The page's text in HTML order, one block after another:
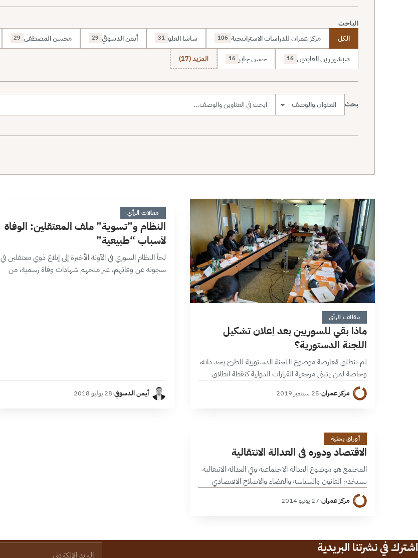
الباحث
الكل مركز عمران للدراسات الاستراتيجية 106 ساشا العلو 31 أيمن الدسوقي 29 محسن المصطفى 29
د.بشير زين العابدين 16 حسن جابر 16 المزيد (17)
بحث نطاق البحث
5 دقائق
مقالات الرأي
ماذا بقي للسوريين بعد إعلان تشكيل
اللجنة الدستورية؟
لم تنطلق مُعارضة موضوع اللجنة الدستورية للطرح بحد ذاته،
وخاصة لمن يتبنى مرجعية القرارات الدولية كنقطة انطلاق
لحل المعضلة السورية، فموضوع طرح دستور جديد للبلاد،
يشغل حيزاً ما من فقرات…
مركز عمران·25 سبتمبر 2019
ا3 دقائق
مقالات الرأي
النظام و”تسوية” ملف المعتقلين: الوفاة
لأسباب “طبيعية”
لجأ النظام السوري في الآونة الأخيرة إلى إبلاغ ذوي معتقلين في
سجونه عن وفاتهم، عبر منحهم شهادات وفاة رسمية، من
أيمن الدسوقي·28 يوليو 2018
ا1 دقائق
أوراق بحثية
الاقتصاد ودوره في العدالة الانتقالية
المجتمع هو موضوع العدالة الاجتماعية وفي العدالة الانتقالية
يستخدم القانون والسياسة والقضاء والاصلاح الاقتصادي
للوصول إلى الهدف الذي هو العدالة الاجتماعية مع الأدراك أن
العدالة الانتقالية في بعض حالاتها قد…
مركز عمران·27 يونيو 2014
اشترك في نشرتنا البريدية